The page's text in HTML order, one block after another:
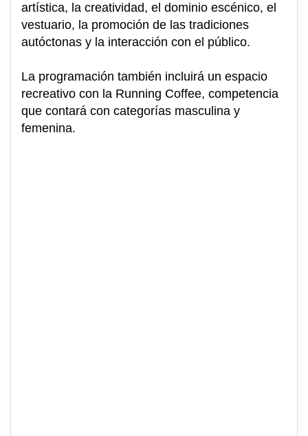
artística, la creatividad, el dominio escénico, el
vestuario, la promoción de las tradiciones
autóctonas y la interacción con el público.
La programación también incluirá un espacio
recreativo con la Running Coffee, competencia
que contará con categorías masculina y
femenina.